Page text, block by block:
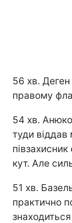
56 хв. Деген
правому
54 хв.
туди віддав
кут. Але
51 хв.
практично